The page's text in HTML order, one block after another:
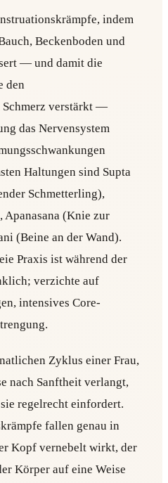
indem
Beckenboden und
— und damit die
den
Schmerz verstärkt —
das Nervensystem
Haltungen sind Supta
Schmetterling),
(Knie zur
(Beine an der Wand).
Praxis ist während der
verzichte auf
intensives Core-
Zyklus einer Frau,
nach Sanftheit verlangt,
regelrecht einfordert.
fallen genau in
Kopf vernebelt wirkt, der
Körper auf eine Weise